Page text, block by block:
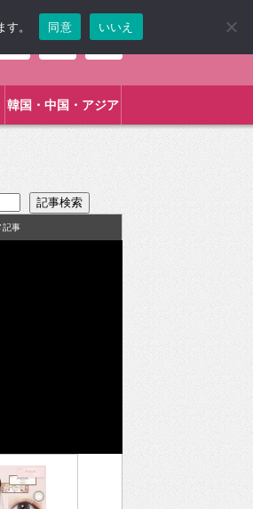
韓国・中国・アジア
記事
。 同意 いいえ